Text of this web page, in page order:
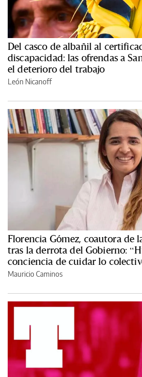
Del casco de albañil al
discapacidad: las ofrendas a
el deterioro del trabajo
León Nicanoff
Florencia Gómez, coautora de
tras la derrota del Gobierno:
conciencia de cuidar lo
Mauricio Caminos